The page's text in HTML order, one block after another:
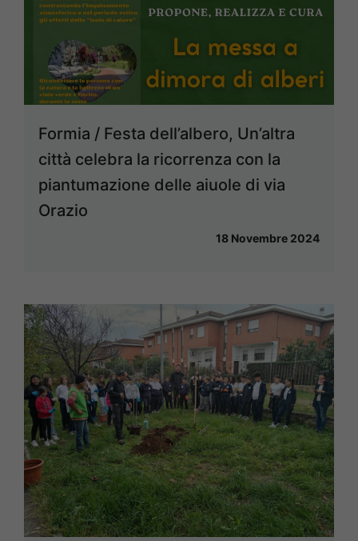
Formia / Festa dell’albero, Un’altra
città celebra la ricorrenza con la
piantumazione delle aiuole di via
Orazio
18 Novembre 2024